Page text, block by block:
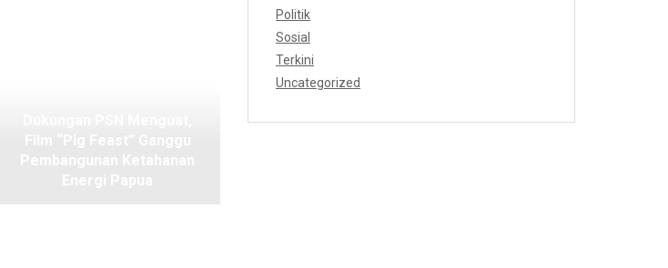
Politik
Sosial
Terkini
Uncategorized